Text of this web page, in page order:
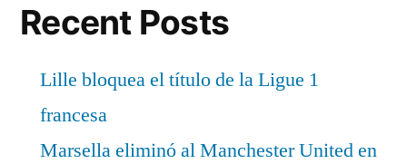
Recent Posts
Lille bloquea el título de la Ligue 1
francesa
Marsella eliminó al Manchester United en